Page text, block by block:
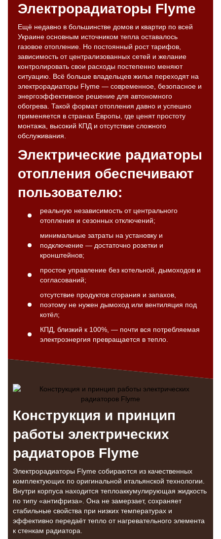
Электрорадиаторы Flyme
Ещё недавно в большинстве домов и квартир по всей
Украине основным источником тепла оставалось
газовое отопление. Но постоянный рост тарифов,
зависимость от централизованных сетей и желание
контролировать свои расходы постепенно меняют
ситуацию. Всё больше владельцев жилья переходят на
электрорадиаторы Flyme — современное, безопасное и
энергоэффективное решение для автономного
обогрева. Такой формат отопления давно и успешно
применяется в странах Европы, где ценят простоту
монтажа, высокий КПД и отсутствие сложного
обслуживания.
Электрические радиаторы
отопления обеспечивают
пользователю:
реальную независимость от центрального
отопления и сезонных отключений;
минимальные затраты на установку и
подключение — достаточно розетки и
кронштейнов;
простое управление без котельной, дымоходов и
согласований;
отсутствие продуктов сгорания и запахов,
поэтому не нужен дымоход или вентиляция под
котёл;
КПД, близкий к 100%, — почти вся потребляемая
электроэнергия превращается в тепло.
Конструкция и принцип
работы электрических
радиаторов Flyme
Электрорадиаторы Flyme собираются из качественных
комплектующих по оригинальной итальянской технологии.
Внутри корпуса находится теплоаккумулирующая жидкость
по типу «антифриза». Она не замерзает, сохраняет
стабильные свойства при низких температурах и
эффективно передаёт тепло от нагревательного элемента
к стенкам радиатора.